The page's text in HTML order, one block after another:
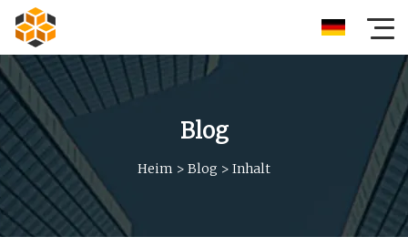
Blog
Heim > Blog > Inhalt